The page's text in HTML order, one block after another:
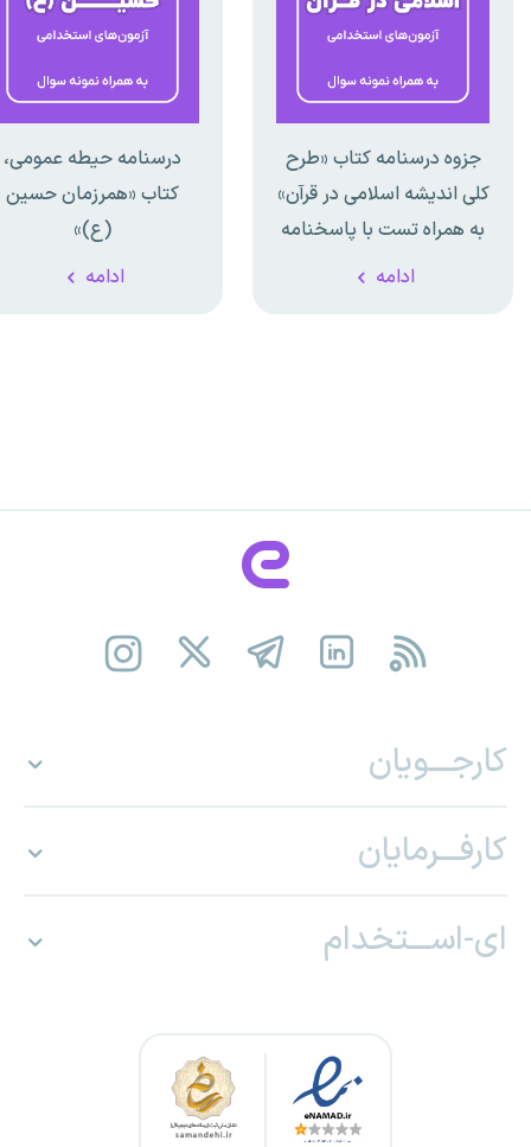
جزوه درسنامه کتاب «طرح
کلی اندیشه اسلامی در قرآن»
به همراه تست با پاسخنامه
تشریحی
ادامه
درسنامه حیطه عمومی،
کتاب «همرزمان حسین
(ع)»
ادامه
کارجـــویان
کارفـــرمایان
ای-اســـتخدام